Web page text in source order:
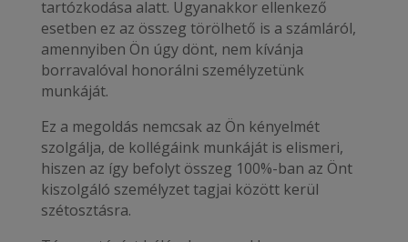
tartózkodása alatt. Ugyanakkor ellenkező
esetben ez az összeg törölhető is a számláról,
amennyiben Ön úgy dönt, nem kívánja
borravalóval honorálni személyzetünk
munkáját.
Ez a megoldás nemcsak az Ön kényelmét
szolgálja, de kollégáink munkáját is elismeri,
hiszen az így befolyt összeg 100%-ban az Önt
kiszolgáló személyzet tagjai között kerül
szétosztásra.